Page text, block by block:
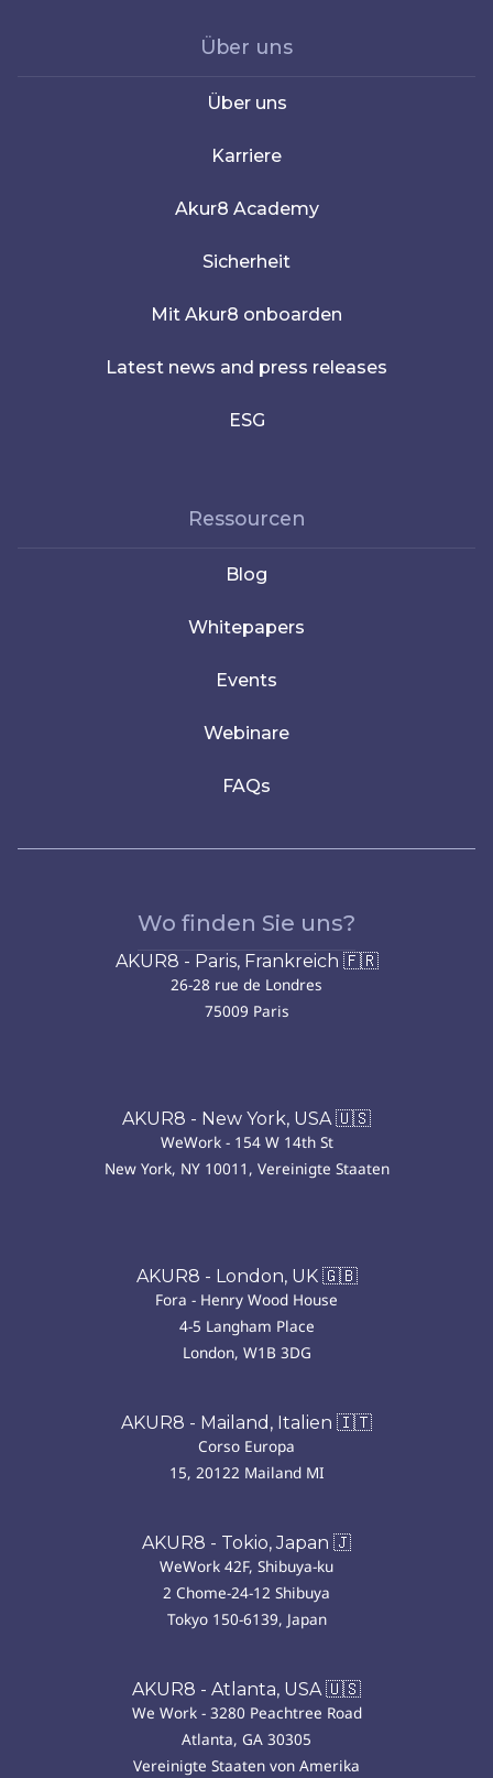
Über uns
Über uns
Karriere
Akur8 Academy
Sicherheit
Mit Akur8 onboarden
Latest news and press releases
ESG
Ressourcen
Blog
Whitepapers
Events
Webinare
FAQs
Wo finden Sie uns?
AKUR8 - Paris, Frankreich 🇫🇷
26-28 rue de Londres
75009 Paris
AKUR8 - New York, USA 🇺🇸
WeWork - 154 W 14th St
New York, NY 10011, Vereinigte Staaten
AKUR8 - London, UK 🇬🇧
Fora - Henry Wood House
4-5 Langham Place
London, W1B 3DG
AKUR8 - Mailand, Italien 🇮🇹
Corso Europa
15, 20122 Mailand MI
AKUR8 - Tokio, Japan 🇯
WeWork 42F, Shibuya-ku
2 Chome-24-12 Shibuya
Tokyo 150-6139, Japan
AKUR8 - Atlanta, USA 🇺🇸
We Work - 3280 Peachtree Road
Atlanta, GA 30305
Vereinigte Staaten von Amerika